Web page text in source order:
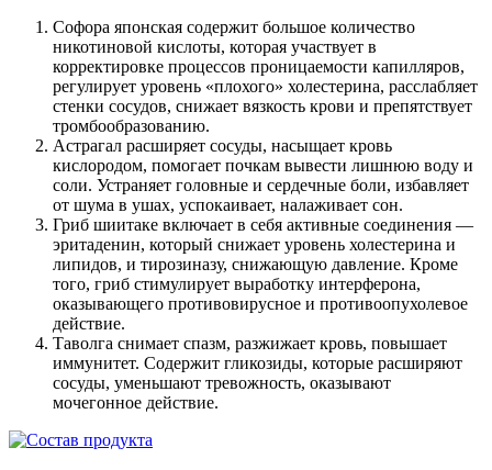
Софора японская содержит большое количество
никотиновой кислоты, которая участвует в
корректировке процессов проницаемости капилляров,
регулирует уровень «плохого» холестерина, расслабляет
стенки сосудов, снижает вязкость крови и препятствует
тромбообразованию.
Астрагал расширяет сосуды, насыщает кровь
кислородом, помогает почкам вывести лишнюю воду и
соли. Устраняет головные и сердечные боли, избавляет
от шума в ушах, успокаивает, налаживает сон.
Гриб шиитаке включает в себя активные соединения —
эритаденин, который снижает уровень холестерина и
липидов, и тирозиназу, снижающую давление. Кроме
того, гриб стимулирует выработку интерферона,
оказывающего противовирусное и противоопухолевое
действие.
Таволга снимает спазм, разжижает кровь, повышает
иммунитет. Содержит гликозиды, которые расширяют
сосуды, уменьшают тревожность, оказывают
мочегонное действие.